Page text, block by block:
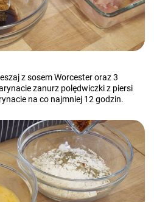
z sosem Worcester oraz 3
zanurz polędwiczki z piersi
na co najmniej 12 godzin.